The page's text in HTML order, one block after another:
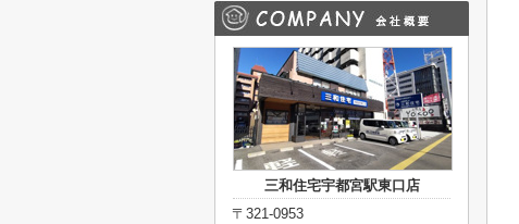
三和住宅宇都宮駅東口店
〒321-0953